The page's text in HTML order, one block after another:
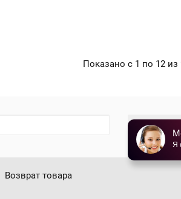
Показано с 1 по 12 из
Возврат товара
Я